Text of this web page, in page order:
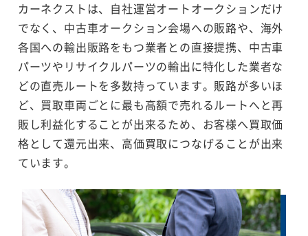
カーネクストは、自社運営オートオークションだけ
でなく、中古車オークション会場への販路や、海外
各国への輸出販路をもつ業者との直接提携、中古車
パーツやリサイクルパーツの輸出に特化した業者な
どの直売ルートを多数持っています。販路が多いほ
ど、買取車両ごとに最も高額で売れるルートへと再
販し利益化することが出来るため、お客様へ買取価
格として還元出来、高価買取につなげることが出来
ています。